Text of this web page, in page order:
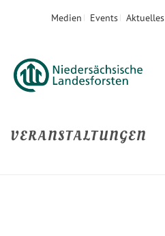
Medien Events Aktuelles
VERANSTALTUNGEN